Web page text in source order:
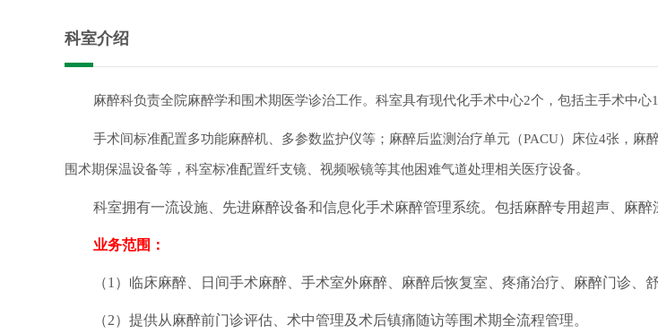
科室介绍
麻醉科负责全院麻醉学和围术期医学诊治工作。科室具有现代化手术中心2个，包括主手术中心
手术间标准配置多功能麻醉机、多参数监护仪等；麻醉后监测治疗单元（PACU）床位4张，
围术期保温设备等，科室标准配置纤支镜、视频喉镜等其他困难气道处理相关医疗设备。
科室拥有一流设施、先进麻醉设备和信息化手术麻醉管理系统。包括麻醉专用超声、麻
业务范围：
（1） 临床麻醉、日间手术麻醉、手术室外麻醉、麻醉后恢复室、疼痛治疗、麻醉门诊、
（2） 提供从麻醉前门诊评估、术中管理及术后镇痛随访等围术期全流程管理。